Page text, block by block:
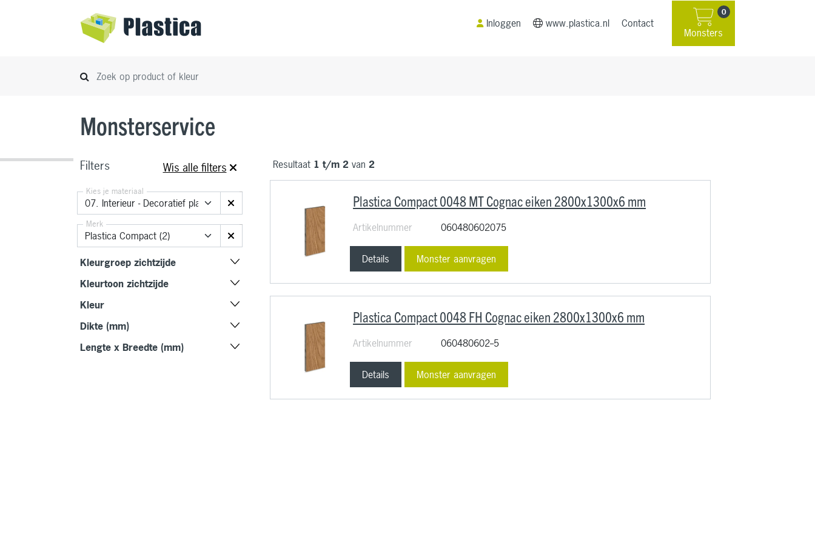
Inloggen www.plastica.nl Contact
0
Monsters
Monsterservice
Filters Wis alle filters
Kies je materiaal
Merk
Kleurgroep zichtzijde
Kleurtoon zichtzijde
Kleur
Dikte (mm)
Lengte x Breedte (mm)
Resultaat 1 t/m 2 van 2
Plastica Compact 0048 MT Cognac eiken 2800x1300x6 mm
Artikelnummer 060480602075
Details Monster aanvragen
Plastica Compact 0048 FH Cognac eiken 2800x1300x6 mm
Artikelnummer 060480602--5
Details Monster aanvragen